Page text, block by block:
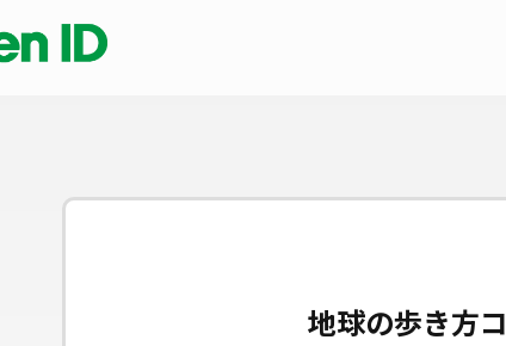
地球の歩き方